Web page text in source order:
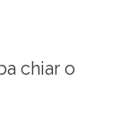
chiar o